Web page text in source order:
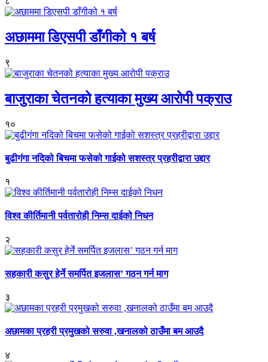
अछाममा डिएसपी डाँगीको १ बर्ष
९
बाजुराका चेतनको हत्याका मुख्य आरोपी पक्राउ
१०
बुढीगंगा नदिको बिचमा फसेको गाईको सशस्त्र प्रहरीद्वारा उद्दार
१
विश्व कीर्तिमानी पर्वतारोही निम्स दाईको निधन
२
सहकारी कसुर हेर्ने समर्पित इजलास’ गठन गर्न माग
३
अछामका प्रहरी प्रमुखको सरुवा ,खनालको ठाउँमा बम आउदै
४